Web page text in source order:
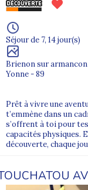
Séjour de 7, 14 jour(s)
Brienon sur armancon
Yonne - 89
Prêt à vivre une
t’emmène dans un
s’offrent à toi pour
capacités physiques.
découverte, chaque